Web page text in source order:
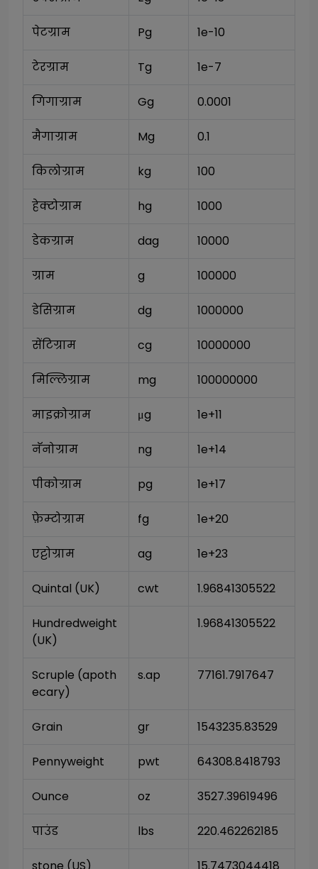
पेटग्राम Pg 1e-10
टेरग्राम Tg 1e-7
गिगाग्राम Gg 0.0001
मैगाग्राम Mg 0.1
किलोग्राम kg 100
हेक्टोग्राम hg 1000
डेकग्राम dag 10000
ग्राम g 100000
डेसिग्राम dg 1000000
सेंटिग्राम cg 10000000
मिल्लिग्राम mg 100000000
माइक्रोग्राम μg 1e+11
नॅनोग्राम ng 1e+14
पीकोग्राम pg 1e+17
फ़ेम्टोग्राम fg 1e+20
एट्टोग्राम ag 1e+23
Quintal (UK) cwt 1.96841305522
Hundredweight
(UK)
1.96841305522
Scruple (apoth
ecary)
s.ap 77161.7917647
Grain gr 1543235.83529
Pennyweight pwt 64308.8418793
Ounce oz 3527.39619496
पाउंड lbs 220.462262185